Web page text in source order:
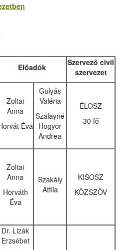
Előadók
Szervező civil
szervezet
Zoltai
Anna
Éva
Gulyás
Valéria
Szalayné
Hogyor
Andrea
ÉLOSZ
30 fő
Zoltai
Anna
Horváth
Éva
Szakály
Attila
KISOSZ
KÖZSZÖV
Dr. Lizák
Erzsébet